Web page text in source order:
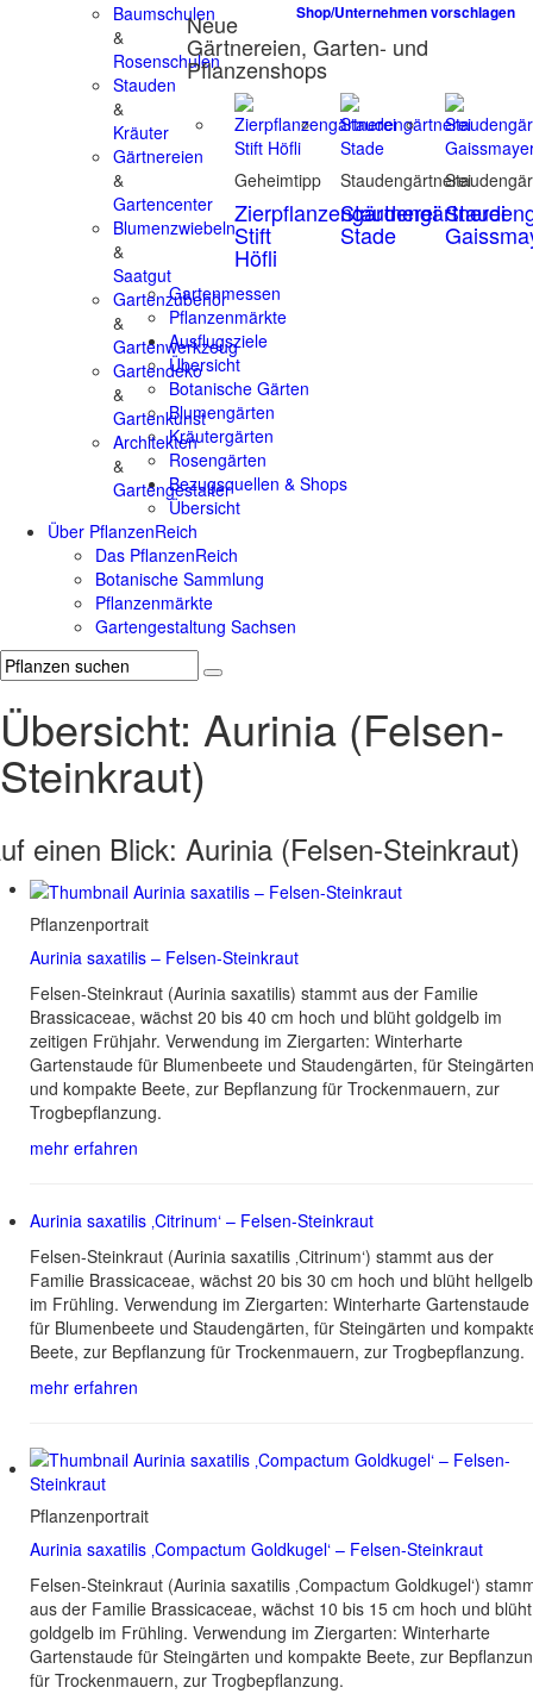
Baumschulen
&
Rosenschulen
Stauden
&
Kräuter
Gärtnereien
&
Gartencenter
Blumenzwiebeln
&
Saatgut
Gartenzubehör
&
Gartenwerkzeug
Gartendeko
&
Gartenkunst
Architekten
&
Gartengestalter
Shop/Unternehmen vorschlagen
Neue
Gärtnereien, Garten- und
Pflanzenshops
Geheimtipp
Zierpflanzengärtnerei
Stift
Höfli
Staudengärtnerei
Staudengärtnerei
Stade
Gartenmessen
Pflanzenmärkte
Ausflugsziele
Übersicht
Botanische Gärten
Blumengärten
Kräutergärten
Rosengärten
Bezugsquellen & Shops
Übersicht
Über PflanzenReich
Das PflanzenReich
Botanische Sammlung
Pflanzenmärkte
Gartengestaltung Sachsen
Übersicht: Aurinia (Felsen-
Steinkraut)
einen Blick: Aurinia (Felsen-Steinkraut)
Pflanzenportrait
Aurinia saxatilis – Felsen-Steinkraut
Felsen-Steinkraut (Aurinia saxatilis) stammt aus der Familie
Brassicaceae, wächst 20 bis 40 cm hoch und blüht goldgelb im
zeitigen Frühjahr. Verwendung im Ziergarten: Winterharte
Gartenstaude für Blumenbeete und Staudengärten, für Steingärten
und kompakte Beete, zur Bepflanzung für Trockenmauern, zur
Trogbepflanzung.
mehr erfahren
Aurinia saxatilis ‚Citrinum‘ – Felsen-Steinkraut
Felsen-Steinkraut (Aurinia saxatilis ‚Citrinum‘) stammt aus der
Familie Brassicaceae, wächst 20 bis 30 cm hoch und blüht hellgelb
im Frühling. Verwendung im Ziergarten: Winterharte Gartenstaude
für Blumenbeete und Staudengärten, für Steingärten und
Beete, zur Bepflanzung für Trockenmauern, zur Trogbepflanzung.
mehr erfahren
Pflanzenportrait
Aurinia saxatilis ‚Compactum Goldkugel‘ – Felsen-Steinkraut
Felsen-Steinkraut (Aurinia saxatilis ‚Compactum Goldkugel‘)
aus der Familie Brassicaceae, wächst 10 bis 15 cm hoch und blüht
goldgelb im Frühling. Verwendung im Ziergarten: Winterharte
Gartenstaude für Steingärten und kompakte Beete, zur
für Trockenmauern, zur Trogbepflanzung.